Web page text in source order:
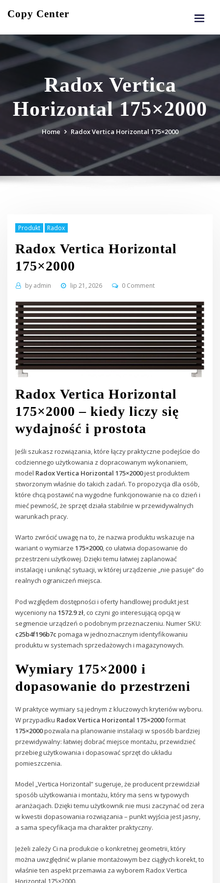
Copy Center
Radox Vertica
Horizontal 175×2000
Home Radox Vertica Horizontal 175×2000
Produkt Radox
Radox Vertica Horizontal
175×2000
by admin lip 21, 2026 0 Comment
Radox Vertica Horizontal
175×2000 – kiedy liczy się
wydajność i prostota
Jeśli szukasz rozwiązania, które łączy praktyczne podejście do
codziennego użytkowania z dopracowanym wykonaniem,
model Radox Vertica Horizontal 175×2000jest produktem
stworzonym właśnie do takich zadań. To propozycja dla osób,
które chcą postawić na wygodne funkcjonowanie na co dzień i
mieć pewność, że sprzęt działa stabilnie w przewidywalnych
warunkach pracy.
Warto zwrócić uwagę na to, że nazwa produktu wskazuje na
wariant o wymiarze175×2000, co ułatwia dopasowanie do
przestrzeni użytkowej. Dzięki temu łatwiej zaplanować
instalację i uniknąć sytuacji, w której urządzenie „nie pasuje” do
realnych ograniczeń miejsca.
Pod względem dostępności i oferty handlowej produkt jest
wyceniony na1572.9 zł , co czyni go interesującą opcją w
segmencie urządzeń o podobnym przeznaczeniu. Numer SKU:
c25b4f196b7c pomaga w jednoznacznym identyfikowaniu
produktu w systemach sprzedażowych i magazynowych.
Wymiary 175×2000 i
dopasowanie do przestrzeni
W praktyce wymiary są jednym z kluczowych kryteriów wyboru.
W przypadku Radox Vertica Horizontal 175×2000format
175×2000pozwala na planowanie instalacji w sposób bardziej
przewidywalny: łatwiej dobrać miejsce montażu, przewidzieć
przebieg użytkowania i dopasować sprzęt do układu
pomieszczenia.
Model „Vertica Horizontal” sugeruje, że producent przewidział
sposób użytkowania i montażu, który ma sens w typowych
aranżacjach. Dzięki temu użytkownik nie musi zaczynać od zera
w kwestii dopasowania rozwiązania – punkt wyjścia jest jasny,
a sama specyfikacja ma charakter praktyczny.
Jeżeli zależy Ci na produkcie o konkretnej geometrii, który
można uwzględnić w planie montażowym bez ciągłych korekt, to
właśnie ten aspekt przemawia za wyborem Radox Vertica
Horizontal 175×2000.